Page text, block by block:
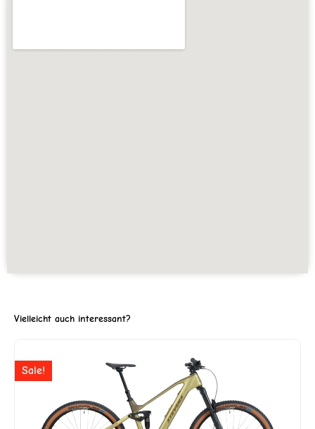
Vielleicht auch interessant?
Sale!
Ursprünglicher
Preis
war:
ist: